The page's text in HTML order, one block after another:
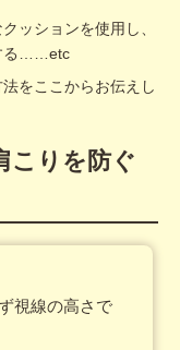
ッションを使用し、
る……etc
をここからお伝えし
こりを防ぐ
視線の高さで